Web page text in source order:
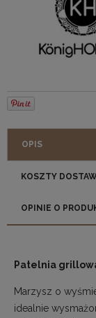
OPIS
KOSZTY
OPINIE O
Patelnia
Marzysz o
idealnie